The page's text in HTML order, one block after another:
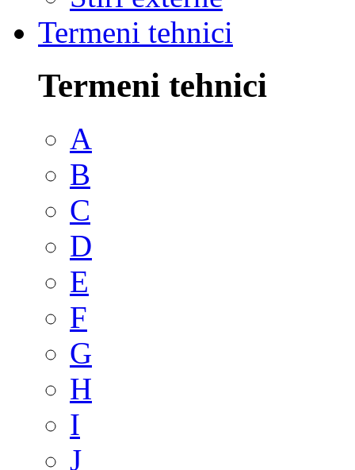
Termeni tehnici
Termeni tehnici
A
B
C
D
E
F
G
H
I
J